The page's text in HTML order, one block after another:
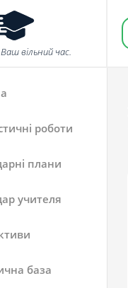
вільний час.
роботи
плани
учителя
база